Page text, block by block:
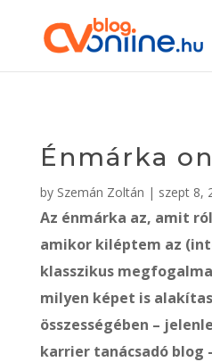
Énmárka
by Szemán Zoltán | szept 8,
Az énmárka az, amit
amikor kiléptem az
klasszikus
milyen képet is
összességében –
karrier tanácsadó blog